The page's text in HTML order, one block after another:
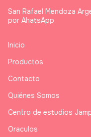
San Rafael Mendoza
por AhatsApp
Inicio
Productos
Contacto
Quiénes Somos
Centro de estudios
Oraculos